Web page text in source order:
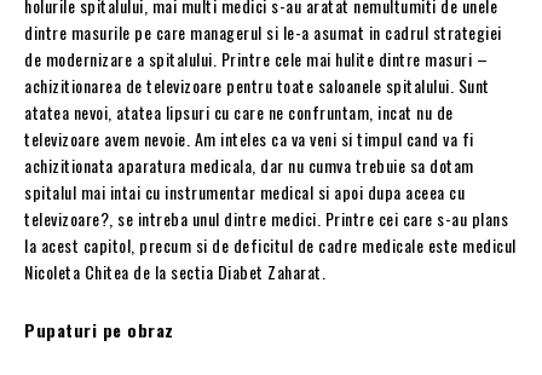
holurile spitalului, mai multi medici s-au aratat nemultumiti de unele
dintre masurile pe care managerul si le-a asumat in cadrul strategiei
de modernizare a spitalului. Printre cele mai hulite dintre masuri –
achizitionarea de televizoare pentru toate saloanele spitalului. Sunt
atatea nevoi, atatea lipsuri cu care ne confruntam, incat nu de
televizoare avem nevoie. Am inteles ca va veni si timpul cand va fi
achizitionata aparatura medicala, dar nu cumva trebuie sa dotam
spitalul mai intai cu instrumentar medical si apoi dupa aceea cu
televizoare?, se intreba unul dintre medici. Printre cei care s-au plans
la acest capitol, precum si de deficitul de cadre medicale este medicul
Nicoleta Chitea de la sectia Diabet Zaharat.
Pupaturi pe obraz